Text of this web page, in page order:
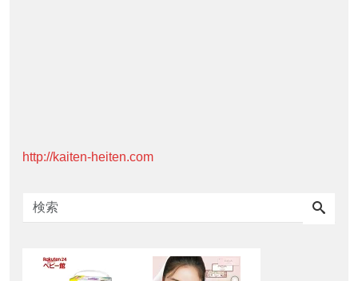
http://kaiten-heiten.com